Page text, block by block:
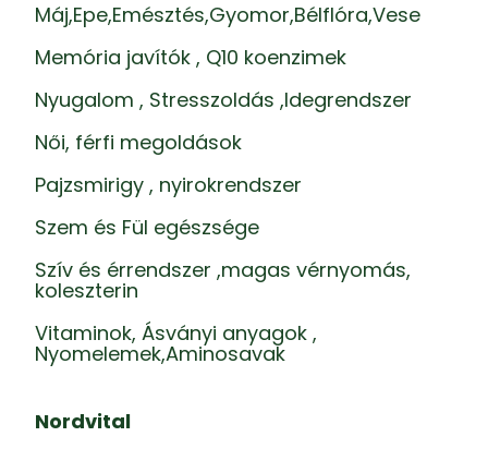
Máj,Epe,Emésztés,Gyomor,Bélflóra,Vese
Memória javítók , Q10 koenzimek
Nyugalom , Stresszoldás ,Idegrendszer
Női, férfi megoldások
Pajzsmirigy , nyirokrendszer
Szem és Fül egészsége
Szív és érrendszer ,magas vérnyomás,
koleszterin
Vitaminok, Ásványi anyagok ,
Nyomelemek,Aminosavak
Nordvital